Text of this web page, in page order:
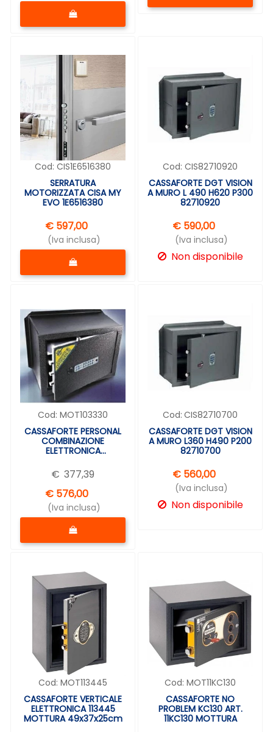
Quantità
Cod: CIS1E6516380
SERRATURA
MOTORIZZATA CISA MY
EVO 1E6516380
€ 597,00
(Iva inclusa)
Quantità
Cod: CIS82710920
CASSAFORTE DGT VISION
A MURO L 490 H620 P300
82710920
€ 590,00
(Iva inclusa)
Non disponibile
Cod: MOT103330
CASSAFORTE PERSONAL
COMBINAZIONE
ELETTRONICA
€ 377,39
€ 576,00
(Iva inclusa)
Quantità
Cod: CIS82710700
CASSAFORTE DGT VISION
A MURO L360 H490 P200
82710700
€ 560,00
(Iva inclusa)
Non disponibile
Cod: MOT113445
CASSAFORTE VERTICALE
ELETTRONICA 113445
MOTTURA 49x37x25cm
Cod: MOT11KC130
CASSAFORTE NO
PROBLEM KC130 ART.
11KC130 MOTTURA